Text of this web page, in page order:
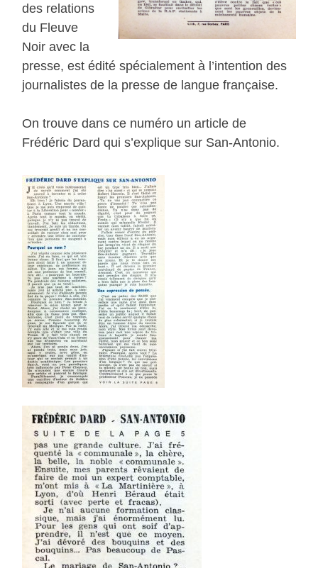
des relations
du Fleuve
Noir avec la
presse, est édité spécialement à l’intention des
journalistes de la presse de langue française.
On trouve dans ce numéro un article de
Frédéric Dard qui s’explique sur San-Antonio.